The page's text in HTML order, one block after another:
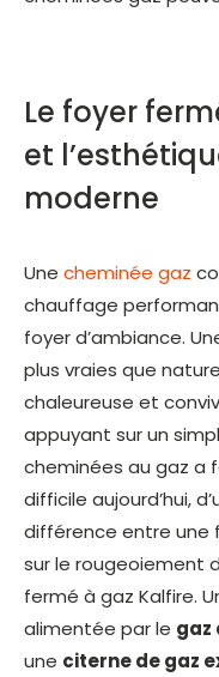
Le foyer
et
moderne
Une cheminée gaz
chauffage
foyer d’ambiance.
plus vraies que
chaleureuse et
appuyant sur un
cheminées au gaz a
difficile aujourd’hui,
différence entre une
sur le rougeoiement
fermé à gaz Kalfire.
alimentée par le gaz
une citerne de gaz